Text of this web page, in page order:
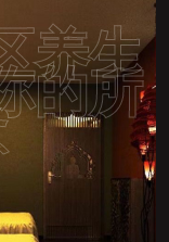
养生
的所